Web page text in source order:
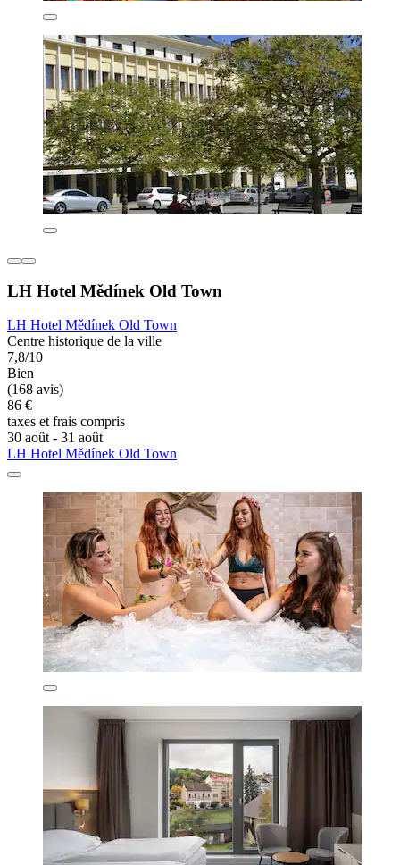
LH Hotel Mědínek Old Town
LH Hotel Mědínek Old Town
Centre historique de la ville
7,8/10
Bien
(168 avis)
86 €
taxes et frais compris
30 août - 31 août
LH Hotel Mědínek Old Town